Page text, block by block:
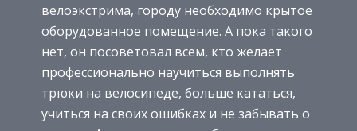
велоэкстрима, городу необходимо крытое
оборудованное помещение. А пока такого
нет, он посоветовал всем, кто желает
профессионально научиться выполнять
трюки на велосипеде, больше кататься,
учиться на своих ошибках и не забывать о